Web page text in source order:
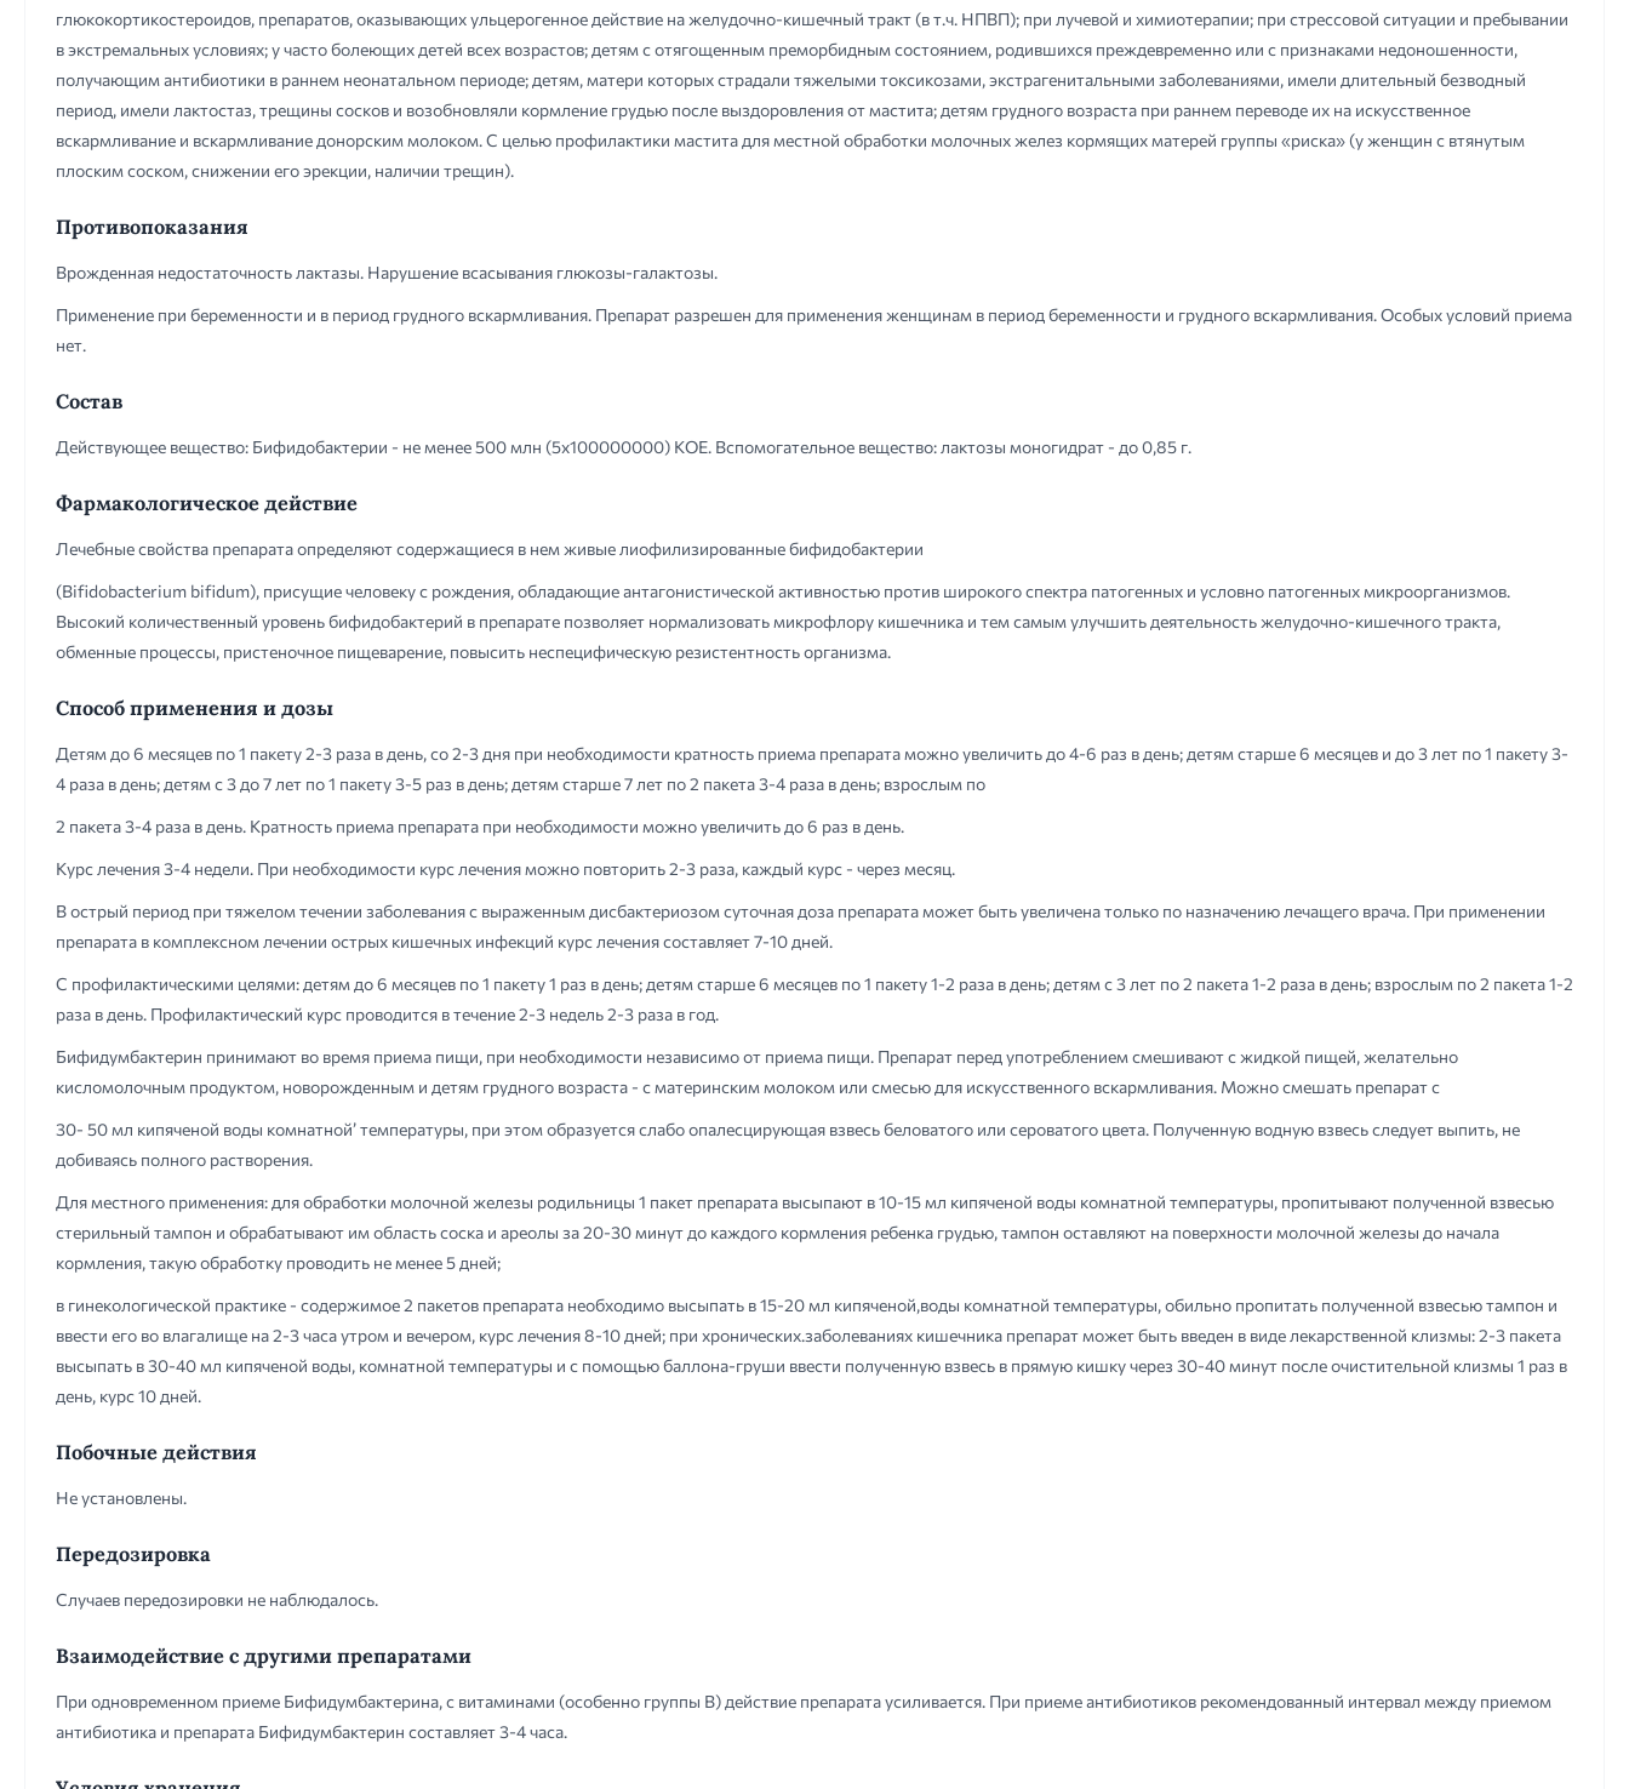
глюкокортикостероидов, препаратов, оказывающих ульцерогенное действие на желудочно-кишечный тракт (в т.ч. НПВП); при лучевой и химиотерапии; при стрессовой ситуации и пребывании
в экстремальных условиях; у часто болеющих детей всех возрастов; детям с отягощенным преморбидным состоянием, родившихся преждевременно или с признаками недоношенности,
получающим антибиотики в раннем неонатальном периоде; детям, матери которых страдали тяжелыми токсикозами, экстрагенитальными заболеваниями, имели длительный безводный
период, имели лактостаз, трещины сосков и возобновляли кормление грудью после выздоровления от мастита; детям грудного возраста при раннем переводе их на искусственное
вскармливание и вскармливание донорским молоком. С целью профилактики мастита для местной обработки молочных желез кормящих матерей группы «риска» (у женщин с втянутым
плоским соском, снижении его эрекции, наличии трещин).
Противопоказания
Врожденная недостаточность лактазы. Нарушение всасывания глюкозы-галактозы.
Применение при беременности и в период грудного вскармливания. Препарат разрешен для применения женщинам в период беременности и грудного вскармливания. Особых условий приема
нет.
Состав
Действующее вещество: Бифидобактерии - не менее 500 млн (5x100000000) КОЕ. Вспомогательное вещество: лактозы моногидрат - до 0,85 г.
Фармакологическое действие
Лечебные свойства препарата определяют содержащиеся в нем живые лиофилизированные бифидобактерии
(Bifidobacterium bifidum), присущие человеку с рождения, обладающие антагонистической активностью против широкого спектра патогенных и условно патогенных микроорганизмов.
Высокий количественный уровень бифидобактерий в препарате позволяет нормализовать микрофлору кишечника и тем самым улучшить деятельность желудочно-кишечного тракта,
обменные процессы, пристеночное пищеварение, повысить неспецифическую резистентность организма.
Способ применения и дозы
Детям до 6 месяцев по 1 пакету 2-3 раза в день, со 2-3 дня при необходимости кратность приема препарата можно увеличить до 4-6 раз в день; детям старше 6 месяцев и до 3 лет по 1 пакету 3-
4 раза в день; детям с 3 до 7 лет по 1 пакету 3-5 раз в день; детям старше 7 лет по 2 пакета 3-4 раза в день; взрослым по
2 пакета 3-4 раза в день. Кратность приема препарата при необходимости можно увеличить до 6 раз в день.
Курс лечения 3-4 недели. При необходимости курс лечения можно повторить 2-3 раза, каждый курс - через месяц.
В острый период при тяжелом течении заболевания с выраженным дисбактериозом суточная доза препарата может быть увеличена только по назначению лечащего врача. При применении
препарата в комплексном лечении острых кишечных инфекций курс лечения составляет 7-10 дней.
С профилактическими целями: детям до 6 месяцев по 1 пакету 1 раз в день; детям старше 6 месяцев по 1 пакету 1-2 раза в день; детям с 3 лет по 2 пакета 1-2 раза в день; взрослым по 2 пакета 1-2
раза в день. Профилактический курс проводится в течение 2-3 недель 2-3 раза в год.
Бифидумбактерин принимают во время приема пищи, при необходимости независимо от приема пищи. Препарат перед употреблением смешивают с жидкой пищей, желательно
кисломолочным продуктом, новорожденным и детям грудного возраста - с материнским молоком или смесью для искусственного вскармливания. Можно смешать препарат с
30- 50 мл кипяченой воды комнатной’ температуры, при этом образуется слабо опалесцирующая взвесь беловатого или сероватого цвета. Полученную водную взвесь следует выпить, не
добиваясь полного растворения.
Для местного применения: для обработки молочной железы родильницы 1 пакет препарата высыпают в 10-15 мл кипяченой воды комнатной температуры, пропитывают полученной взвесью
стерильный тампон и обрабатывают им область соска и ареолы за 20-30 минут до каждого кормления ребенка грудью, тампон оставляют на поверхности молочной железы до начала
кормления, такую обработку проводить не менее 5 дней;
в гинекологической практике - содержимое 2 пакетов препарата необходимо высыпать в 15-20 мл кипяченой,воды комнатной температуры, обильно пропитать полученной взвесью тампон и
ввести его во влагалище на 2-3 часа утром и вечером, курс лечения 8-10 дней; при хронических.заболеваниях кишечника препарат может быть введен в виде лекарственной клизмы: 2-3 пакета
высыпать в 30-40 мл кипяченой воды, комнатной температуры и с помощью баллона-груши ввести полученную взвесь в прямую кишку через 30-40 минут после очистительной клизмы 1 раз в
день, курс 10 дней.
Побочные действия
Не установлены.
Передозировка
Случаев передозировки не наблюдалось.
Взаимодействие с другими препаратами
При одновременном приеме Бифидумбактерина, с витаминами (особенно группы В) действие препарата усиливается. При приеме антибиотиков рекомендованный интервал между приемом
антибиотика и препарата Бифидумбактерин составляет 3-4 часа.